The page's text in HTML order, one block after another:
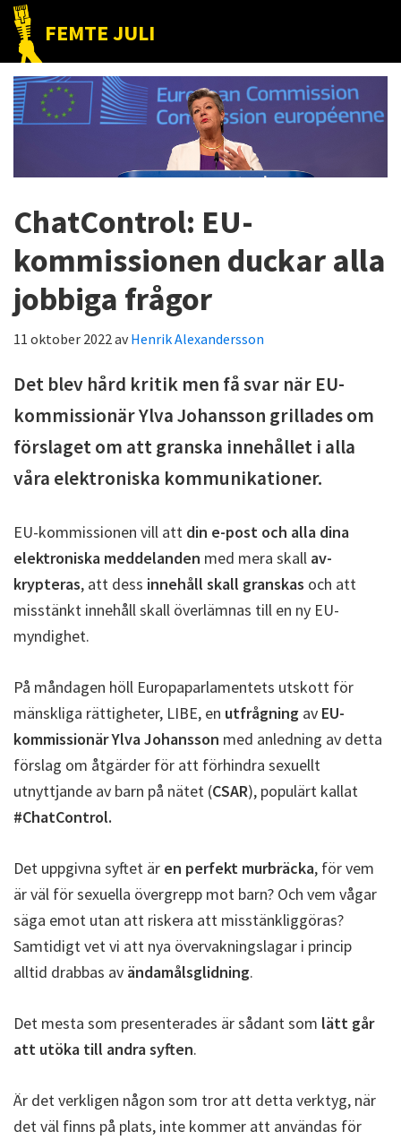
Hoppa
huvudnavigering
Hoppa
huvudinnehåll
Hoppa
det
primära
sidofältet
FEMTE JULI
Nätet
till
folket!
ChatControl: EU-
kommissionen duckar alla
jobbiga frågor
11 oktober 2022 avHenrik Alexandersson
Det blev hård kritik men få svar när EU-
kommissionär Ylva Johansson grillades om
förslaget om att granska innehållet i alla
våra elektroniska kommunikationer.
EU-kommissionen vill att din e-post och alla dina
elektroniska meddelanden med mera skall av-
krypteras, att dess innehåll skall granskas och att
misstänkt innehåll skall överlämnas till en ny EU-
myndighet.
På måndagen höll Europaparlamentets utskott för
mänskliga rättigheter, LIBE, en utfrågning av EU-
kommissionär Ylva Johansson med anledning av detta
förslag om åtgärder för att förhindra sexuellt
utnyttjande av barn på nätet (CSAR), populärt kallat
#ChatControl.
Det uppgivna syftet är en perfekt murbräcka, för vem
är väl för sexuella övergrepp mot barn? Och vem vågar
säga emot utan att riskera att misstänkliggöras?
Samtidigt vet vi att nya övervakningslagar i princip
alltid drabbas av ändamålsglidning.
Det mesta som presenterades är sådant som lätt går
att utöka till andra syften.
Är det verkligen någon som tror att detta verktyg, när
det väl finns på plats, inte kommer att användas för